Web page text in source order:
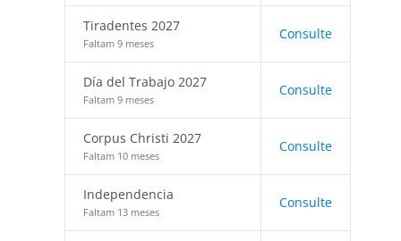
Tiradentes 2027
Faltam 9 meses
Consulte
Día del Trabajo 2027
Faltam 9 meses
Consulte
Corpus Christi 2027
Faltam 10 meses
Consulte
Independencia
Faltam 13 meses
Consulte